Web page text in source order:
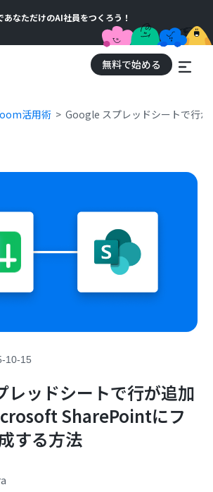
なただけのAI社員をつくろう！
無料で始める
活用術 Google スプレッドシートで行
10-15
レッドシートで行が追加
SharePointにフ
する方法